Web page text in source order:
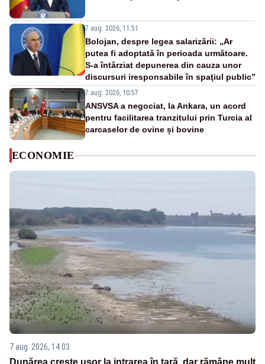
7 aug. 2026, 11:51
Bolojan, despre legea salarizării: „Ar
putea fi adoptată în perioada următoare.
S-a întârziat depunerea din cauza unor
discursuri iresponsabile în spaţiul public”
7 aug. 2026, 10:57
ANSVSA a negociat, la Ankara, un acord
pentru facilitarea tranzitului prin Turcia al
carcaselor de ovine și bovine
ECONOMIE
7 aug. 2026, 14:03
Dunărea crește ușor la intrarea în țară, dar rămâne mult